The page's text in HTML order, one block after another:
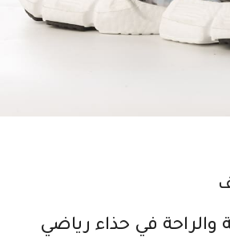
والراحة في حذاء رياضي